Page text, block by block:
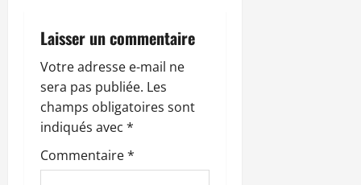
o
n
d
’
Laisser un commentaire
Votre adresse e-mail ne
sera pas publiée. Les
champs obligatoires sont
indiqués avec *
Commentaire*